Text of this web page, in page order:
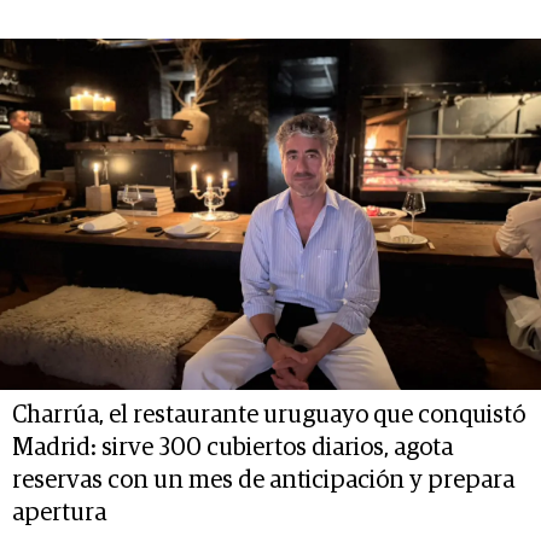
Charrúa, el restaurante uruguayo que conquistó
Madrid: sirve 300 cubiertos diarios, agota
reservas con un mes de anticipación y prepara
apertura